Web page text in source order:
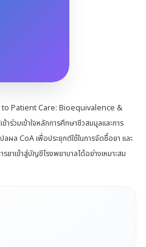
to Patient Care: Bioequivalence &
ร่วมเข้าใจหลักการศึกษาชีวสมมูลและการ
ล CoA เพื่อประยุกต์ใช้ในการจัดซื้อยา และ
ยาเข้าสู่บัญชีโรงพยาบาลได้อย่างเหมาะสม